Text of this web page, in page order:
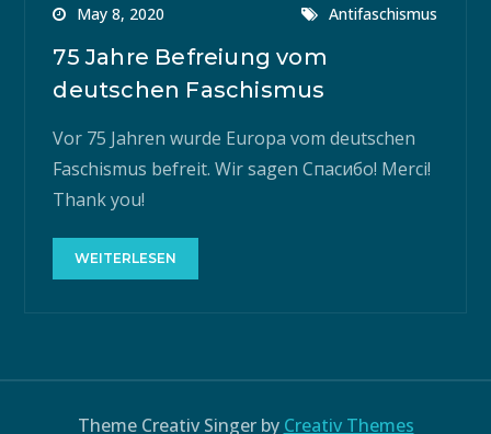
May 8, 2020 Antifaschismus
75 Jahre Befreiung vom
deutschen Faschismus
Vor 75 Jahren wurde Europa vom deutschen
Faschismus befreit. Wir sagen Cпасибо! Merci!
Thank you!
WEITERLESEN
Theme Creativ Singer by Creativ Themes